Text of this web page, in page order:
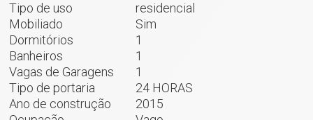
Tipo de uso
residencial
Mobiliado
Sim
Dormitórios
1
Banheiros
1
Vagas de Garagens
1
Tipo de portaria
24 HORAS
Ano de construção
2015